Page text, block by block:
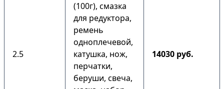
2.5
(100г), смазка
для редуктора,
ремень
одноплечевой,
катушка, нож,
перчатки,
беруши, свеча,
14030 руб.